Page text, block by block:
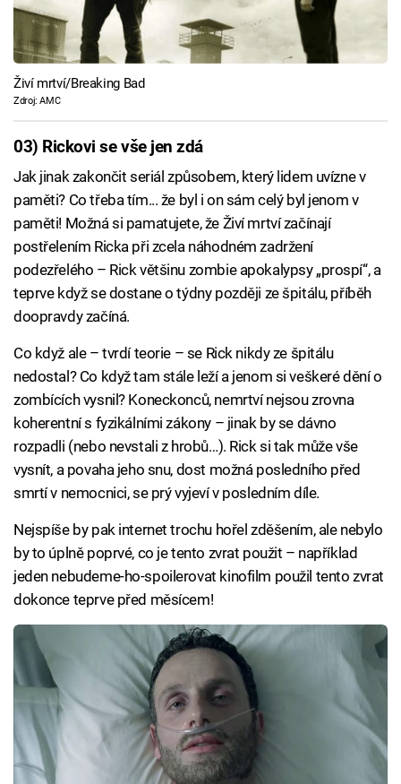
Živí mrtví/Breaking Bad
Zdroj: AMC
03) Rickovi se vše jen zdá
Jak jinak zakončit seriál způsobem, který lidem uvízne v
paměti? Co třeba tím... že byl i on sám celý byl jenom v
paměti! Možná si pamatujete, že Živí mrtví začínají
postřelením Ricka při zcela náhodném zadržení
podezřelého – Rick většinu zombie apokalypsy „prospí“, a
teprve když se dostane o týdny později ze špitálu, příběh
doopravdy začíná.
Co když ale – tvrdí teorie – se Rick nikdy ze špitálu
nedostal? Co když tam stále leží a jenom si veškeré dění o
zombících vysnil? Koneckonců, nemrtví nejsou zrovna
koherentní s fyzikálními zákony – jinak by se dávno
rozpadli (nebo nevstali z hrobů…). Rick si tak může vše
vysnít, a povaha jeho snu, dost možná posledního před
smrtí v nemocnici, se prý vyjeví v posledním díle.
Nejspíše by pak internet trochu hořel zděšením, ale nebylo
by to úplně poprvé, co je tento zvrat použit – například
jeden nebudeme-ho-spoilerovat kinofilm použil tento zvrat
dokonce teprve před měsícem!